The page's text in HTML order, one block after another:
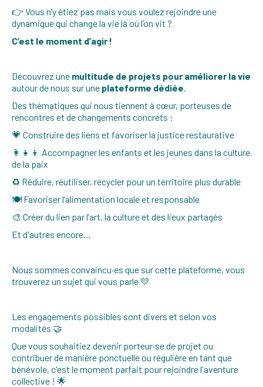
👉 Vous n’y étiez pas mais vous voulez rejoindre une
dynamique qui change la vie là où l’on vit ?
C’est le moment d’agir !
Découvrez une multitude de projets pour améliorer la vie
autour de nous sur une plateforme dédiée
Des thématiques qui nous tiennent à cœur, porteuses de
rencontres et de changements concrets :
💗 Construire des liens et favoriser la justice restaurative
👩‍👧‍👦 Accompagner les enfants et les jeunes dans la culture
de la paix
♻️ Réduire, réutiliser, recycler pour un territoire plus durable
🍽️ Favoriser l’alimentation locale et responsable
🎨 Créer du lien par l’art, la culture et des lieux partagés
Et d'autres encore…
Nous sommes convaincu·es que sur cette plateforme, vous
trouverez un sujet qui vous parle 💛
Les engagements possibles sont divers et selon vos
modalités 🤝
Que vous souhaitiez devenir porteur·se de projet ou
contribuer de manière ponctuelle ou régulière en tant que
bénévole, c'est le moment parfait pour rejoindre l'aventure
collective ! 🌟